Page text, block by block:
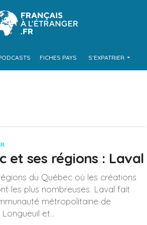
FICHES PAYS S’EXPATRIER
et ses régions : Laval
du Québec où les créations
les plus nombreuses. Laval fait
métropolitaine de
et...